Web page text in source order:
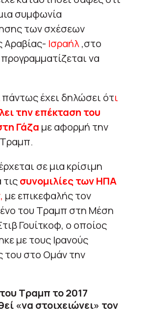
συμφωνία
των σχέσεων
Αραβίας- Ισραήλ,στο
να
πάντως έχει δηλώσει ότι
την επέκταση του
Γάζα με αφορμή την
σε μια κρίσιμη
τιςσυνομιλίες των ΗΠΑ
, με επικεφαλής τον
του Τραμπ στη Μέση
Γουίτκοφ, ο οποίος
με τους Ιρανούς
του στο Ομάν την
Τραμπ το 2017
«να στοιχειώνει» τον